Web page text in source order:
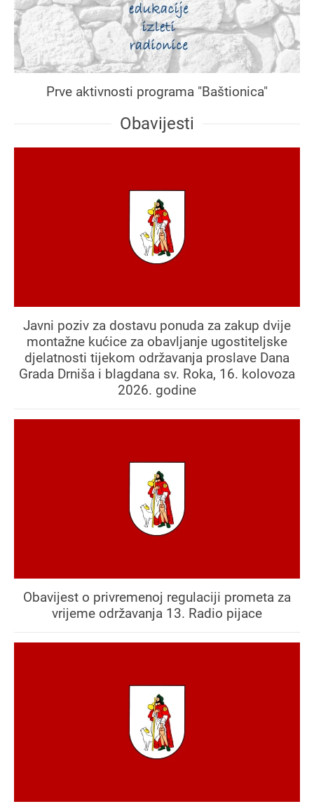
Prve aktivnosti programa "Baštionica"
Obavijesti
Javni poziv za dostavu ponuda za zakup dvije
montažne kućice za obavljanje ugostiteljske
djelatnosti tijekom održavanja proslave Dana
Grada Drniša i blagdana sv. Roka, 16. kolovoza
2026. godine
Obavijest o privremenoj regulaciji prometa za
vrijeme održavanja 13. Radio pijace